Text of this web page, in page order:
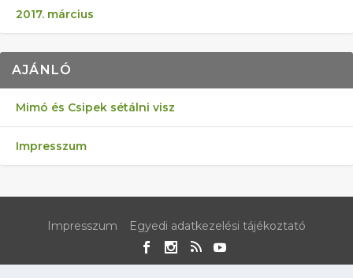
2017. március
AJÁNLÓ
Mimó és Csipek sétálni visz
Impresszum
Impresszum Egyedi adatkezelési tájékoztató